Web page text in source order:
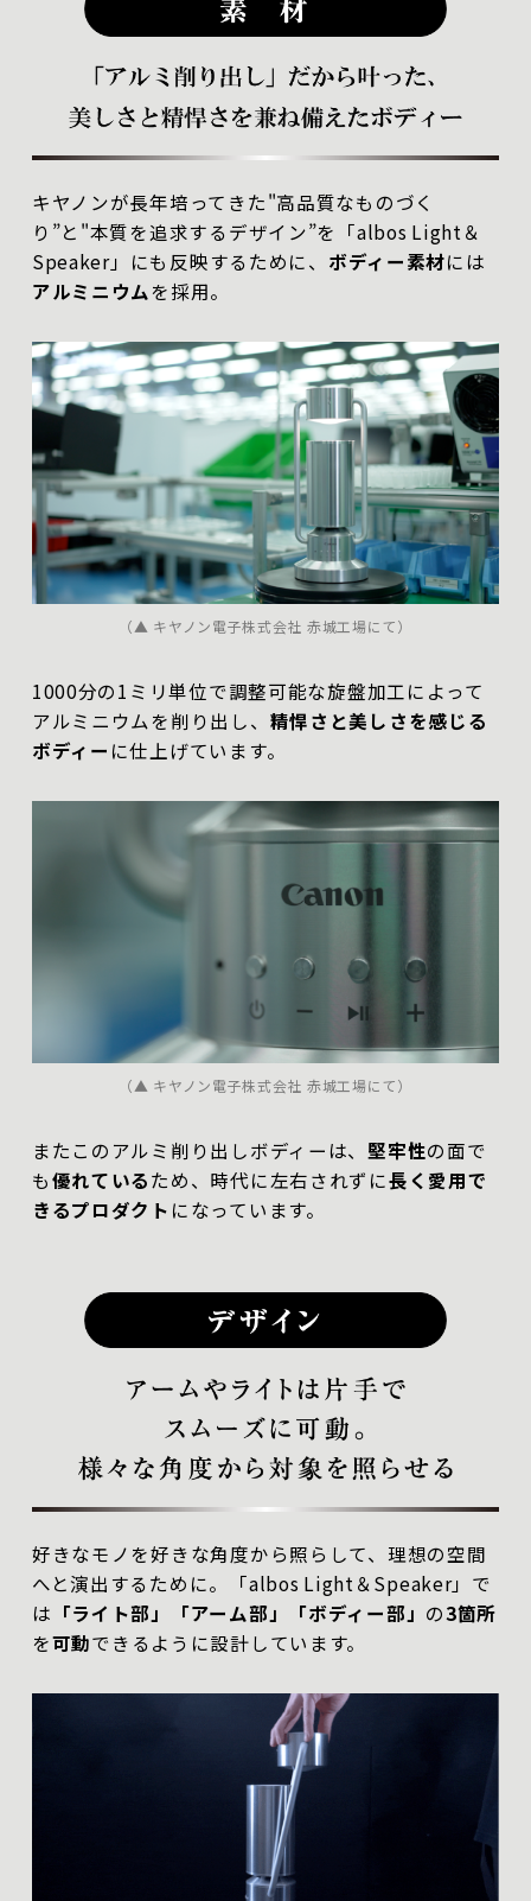
キヤノンが長年培ってきた"高品質なものづく
り”と"本質を追求するデザイン”を「albos Light＆
Speaker」にも反映するために、 ボディー素材には
アルミニウムを採用。
（▲ キヤノン電子株式会社 赤城工場にて）
1000分の1ミリ単位で調整可能な旋盤加工によって
アルミニウムを削り出し、 精悍さと美しさを感じる
ボディー に仕上げています。
（▲ キヤノン電子株式会社 赤城工場にて）
またこのアルミ削り出しボディーは、 堅牢性の面で
も優れているため、時代に左右されずに長く愛用で
きるプロダクト になっています。
好きなモノを好きな角度から照らして、理想の空間
へと演出するために。「albos Light＆Speaker」で
は 「ライト部」「アーム部」「ボディー部」 の3箇所
を可動できるように設計しています。